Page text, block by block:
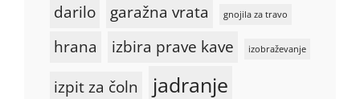
darilo garažna vrata gnojila za travo
hrana izbira prave kave izobraževanje
izpit za čoln jadranje